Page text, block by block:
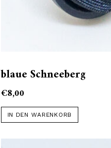
blaue Schneeberg
€8,00
IN DEN WARENKORB